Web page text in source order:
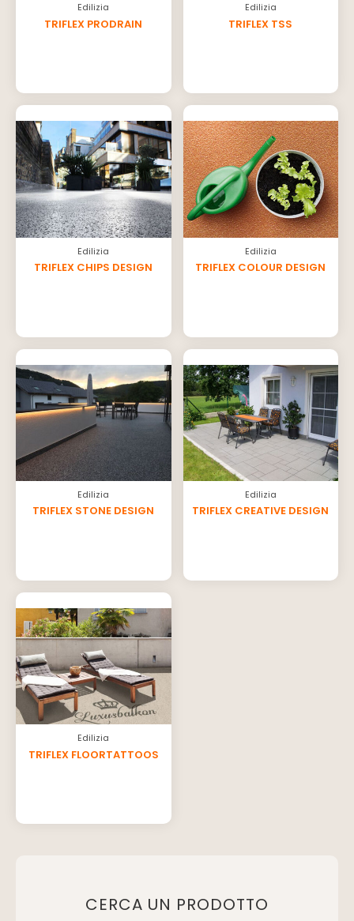
Edilizia
TRIFLEX PRODRAIN
Edilizia
TRIFLEX TSS
Edilizia
TRIFLEX CHIPS DESIGN
Edilizia
TRIFLEX COLOUR DESIGN
Edilizia
TRIFLEX STONE DESIGN
Edilizia
TRIFLEX CREATIVE DESIGN
Edilizia
TRIFLEX FLOORTATTOOS
CERCA UN PRODOTTO